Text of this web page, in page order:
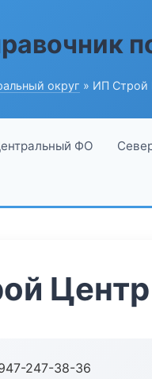
округ » ИП Строй
ФО
Центр
247-38-36